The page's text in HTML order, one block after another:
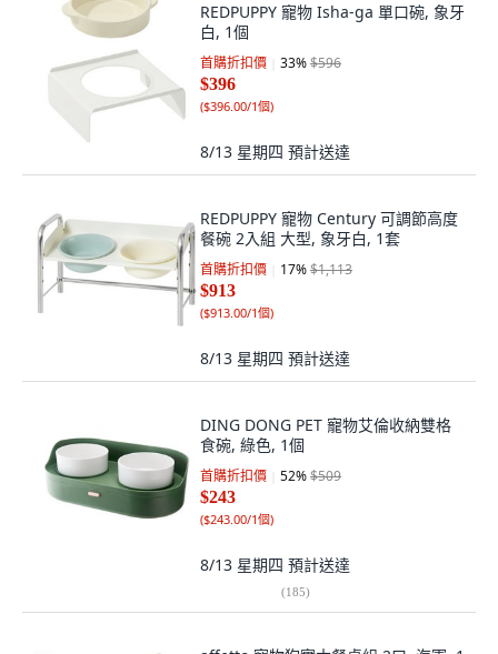
REDPUPPY 寵物 Isha-ga 單口碗, 象牙
白, 1個
首購折扣價 33%$596
$396
($396.00/1個)
8/13 星期四 預計送達
REDPUPPY 寵物 Century 可調節高度
餐碗 2入組 大型, 象牙白, 1套
首購折扣價 17%$1,113
$913
($913.00/1個)
8/13 星期四 預計送達
DING DONG PET 寵物艾倫收納雙格
食碗, 綠色, 1個
首購折扣價 52%$509
$243
($243.00/1個)
8/13 星期四 預計送達
(185)